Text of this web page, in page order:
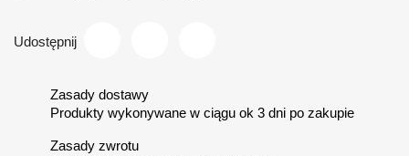
Udostępnij
Zasady dostawy
Produkty wykonywane w ciągu ok 3 dni po zakupie
Zasady zwrotu